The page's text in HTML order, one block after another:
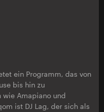
ein Programm, das von
bis hin zu
wie Amapiano und
ist DJ Lag, der sich als